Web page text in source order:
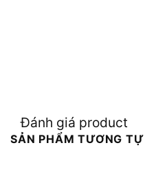
Đánh giá product
SẢN PHẨM TƯƠNG TỰ